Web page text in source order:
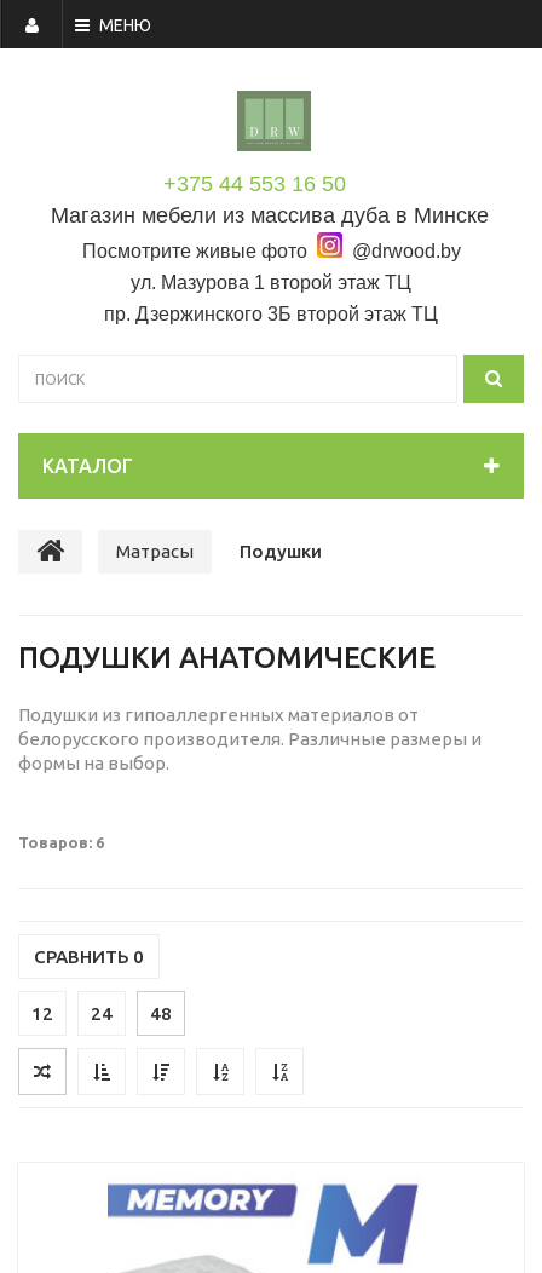
МЕНЮ
+375 44 553 16 50
Магазин мебели из массива дуба в Минске
Посмотрите живые фото
@drwood.by
ул. Мазурова 1 второй этаж ТЦ
пр. Дзержинского 3Б второй этаж ТЦ
КАТАЛОГ
Матрасы Подушки
ПОДУШКИ АНАТОМИЧЕСКИЕ
Подушки из гипоаллергенных материалов от
белорусского производителя. Различные размеры и
формы на выбор.
Товаров: 6
СРАВНИТЬ 0
12 24 48